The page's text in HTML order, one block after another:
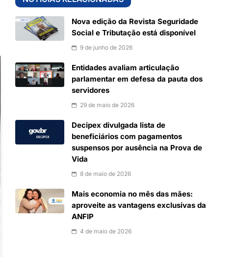
Nova edição da Revista Seguridade
Social e Tributação está disponível
9 de junho de 2026
Entidades avaliam articulação
parlamentar em defesa da pauta dos
servidores
29 de maio de 2026
Decipex divulgada lista de
beneficiários com pagamentos
suspensos por ausência na Prova de
Vida
8 de maio de 2026
Mais economia no mês das mães:
aproveite as vantagens exclusivas da
ANFIP
4 de maio de 2026